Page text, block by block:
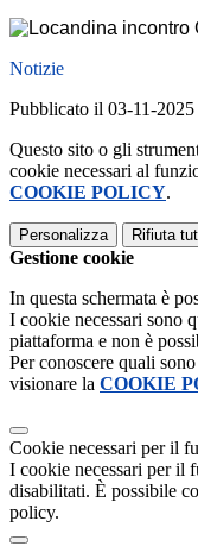
Notizie
Pubblicato il 03-11-2025
Questo sito o gli
cookie necessari al
COOKIE POLICY.
Personalizza Rifiuta
Gestione cookie
In questa schermata è
I cookie necessari sono
piattaforma e non è
Per conoscere quali
visionare la COOKIE
Cookie necessari per il
I cookie necessari per il
disabilitati. È possibile
policy.